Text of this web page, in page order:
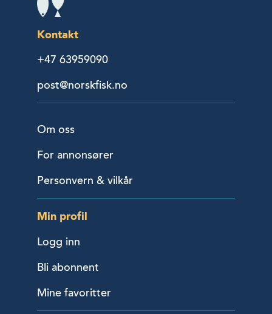
Kontakt
+47 63959090
post@norskfisk.no
Om oss
For annonsører
Personvern & vilkår
Min profil
Logg inn
Bli abonnent
Mine favoritter